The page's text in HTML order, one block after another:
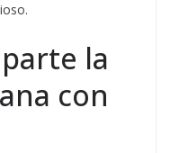
la
con